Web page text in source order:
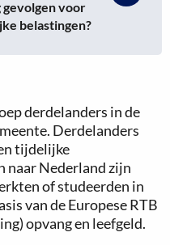
gevolgen voor
belastingen?
derdelanders in de
Derdelanders
tijdelijke
naar Nederland zijn
of studeerden in
van de Europese RTB
opvang en leefgeld.